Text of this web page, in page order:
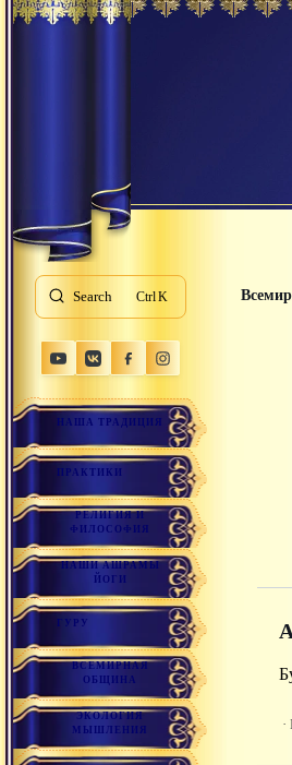
Search K
НАША ТРАДИЦИЯ
ПРАКТИКИ
РЕЛИГИЯ И
ФИЛОСОФИЯ
НАШИ АШРАМЫ
ЙОГИ
ГУРУ
ВСЕМИРНАЯ
ОБЩИНА
ЭКОЛОГИЯ
МЫШЛЕНИЯ